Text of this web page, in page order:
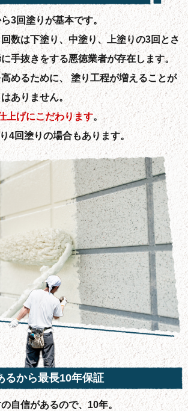
3回塗りが基本です。
数は下塗り、中塗り、上塗りの3回とさ
手抜きをする悪徳業者が存在します。
めるために、 塗り工程が増えることが
ありません。
上げにこだわります。
4回塗りの場合もあります。
るから最長10年保証
自信があるので、10年。